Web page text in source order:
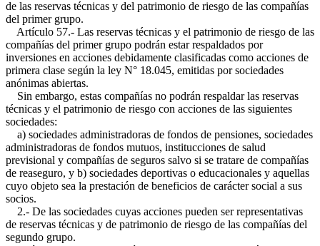
de las reservas técnicas y del patrimonio de riesgo de las compañías
del primer grupo.
Artículo 57.- Las reservas técnicas y el patrimonio de riesgo de las
compañías del primer grupo podrán estar respaldados por
inversiones en acciones debidamente clasificadas como acciones de
primera clase según la ley N° 18.045, emitidas por sociedades
anónimas abiertas.
Sin embargo, estas compañías no podrán respaldar las reservas
técnicas y el patrimonio de riesgo con acciones de las siguientes
sociedades:
a) sociedades administradoras de fondos de pensiones, sociedades
administradoras de fondos mutuos, institucciones de salud
previsional y compañías de seguros salvo si se tratare de compañías
de reaseguro, y b) sociedades deportivas o educacionales y aquellas
cuyo objeto sea la prestación de beneficios de carácter social a sus
socios.
2.- De las sociedades cuyas acciones pueden ser representativas
de reservas técnicas y de patrimonio de riesgo de las compañías del
segundo grupo.